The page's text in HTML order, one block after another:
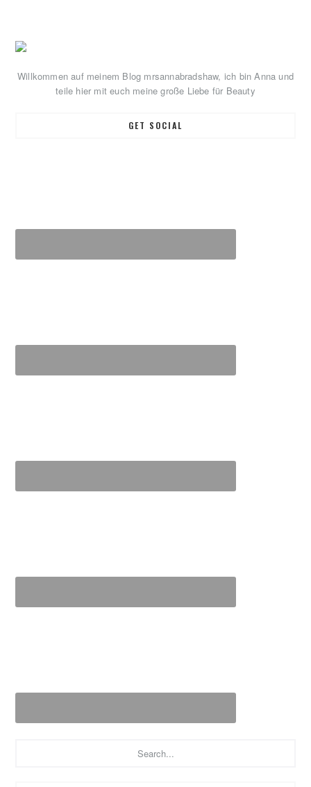
Primary
Sidebar
Willkommen auf meinem Blog mrsannabradshaw, ich bin Anna und
teile hier mit euch meine große Liebe für Beauty
GET SOCIAL